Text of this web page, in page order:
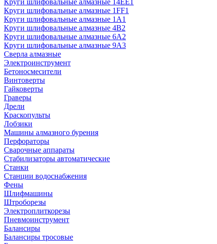
Круги шлифовальные алмазные 14ЕЕ1
Круги шлифовальные алмазные 1FF1
Круги шлифовальные алмазные 1А1
Круги шлифовальные алмазные 4В2
Круги шлифовальные алмазные 6A2
Круги шлифовальные алмазные 9А3
Сверла алмазные
Электроинструмент
Бетоносмесители
Винтоверты
Гайковерты
Граверы
Дрели
Краскопульты
Лобзики
Машины алмазного бурения
Перфораторы
Сварочные аппараты
Стабилизаторы автоматические
Станки
Станции водоснабжения
Фены
Шлифмашины
Штроборезы
Электроплиткорезы
Пневмоинструмент
Балансиры
Балансиры тросовые